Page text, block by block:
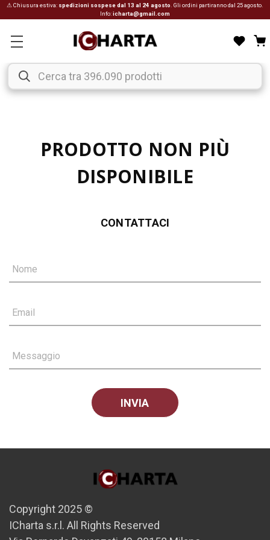
⚠ Chiusura estiva: spedizioni sospese dal 13 al 24 agosto . Gli ordini partiranno dal 25 agosto.
Info:icharta@gmail.com
PRODOTTO NON PIÙ
DISPONIBILE
CONTATTACI
Nome
Email
Messaggio
Copyright 2025 ©
ICharta s.r.l. All Rights Reserved